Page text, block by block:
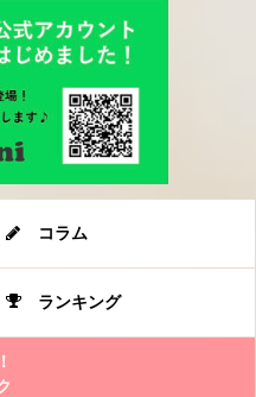
コラム
ランキング